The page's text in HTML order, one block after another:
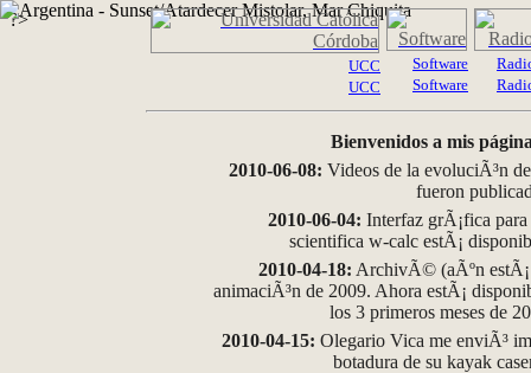
?>
UCC
UCC
Software
Software
Bienvenidos a mis
2010-06-08: Videos de la evoluciÃ³n
fueron
2010-06-04: Interfaz grÃ¡fica
scientifica w-calc estÃ¡
2010-04-18: ArchivÃ© (aÃºn
animaciÃ³n de 2009. Ahora estÃ¡
los 3 primeros meses de
2010-04-15: Olegario Vica me enviÃ³
botadura de su kayak